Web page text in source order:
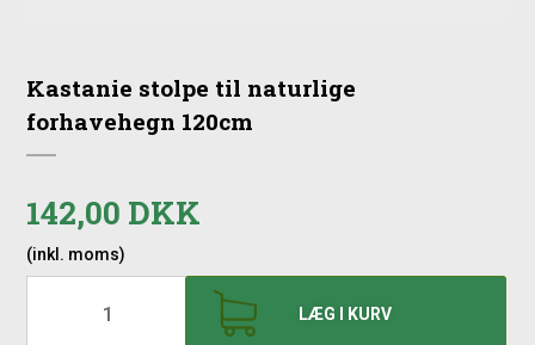
Kastanie stolpe til naturlige
forhavehegn 120cm
142,00 DKK
(inkl. moms)
LÆG I KURV